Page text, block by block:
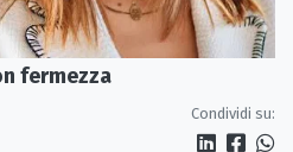
fermezza
Condividi su: